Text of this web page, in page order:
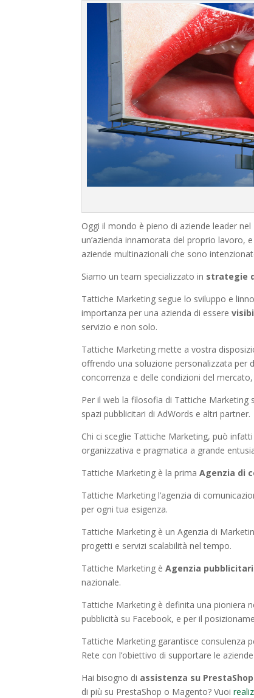
Oggi il mondo è pieno di aziende leader nel
un’azienda innamorata del proprio lavoro,
aziende multinazionali che sono
Siamo un team specializzato in strategie
Tattiche Marketing segue lo sviluppo e
importanza per una azienda di essere
servizio e non solo.
Tattiche Marketing mette a vostra
offrendo una soluzione personalizzata per
concorrenza e delle condizioni del
Per il web la filosofia di Tattiche Marketing
spazi pubblicitari di AdWords e altri partner.
Chi ci sceglie Tattiche Marketing, può
organizzativa e pragmatica a grande
Tattiche Marketing è la primaAgenzia di
Tattiche Marketing l’agenzia di
per ogni tua esigenza.
Tattiche Marketing è un Agenzia di
progetti e servizi scalabilità nel tempo.
Tattiche Marketing èAgenzia
nazionale.
Tattiche Marketing è definita una pioniera
pubblicità su Facebook, e per il
Tattiche Marketing garantisce consulenza
Rete con l’obiettivo di supportare le
Hai bisogno di assistenza su PrestaShop
di più su PrestaShop o Magento? Vuoi